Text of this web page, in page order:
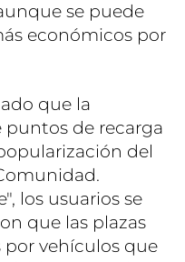
se puede
económicos por
que la
de recarga
del
los usuarios se
que las plazas
por vehículos que